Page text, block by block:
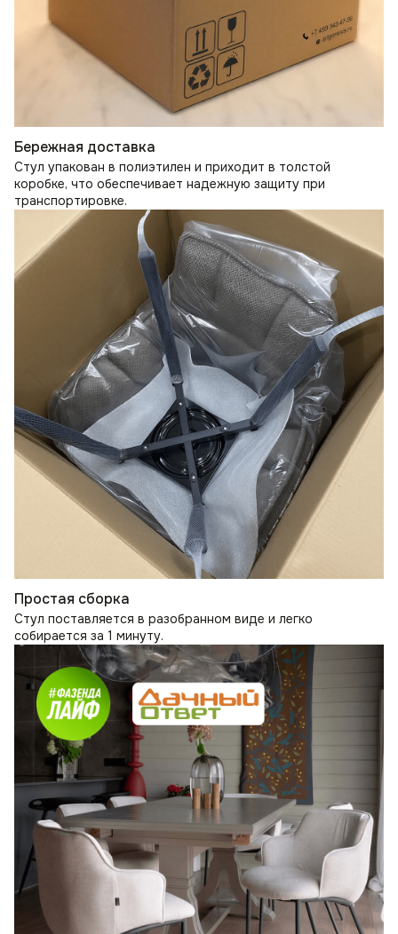
Бережная доставка
Стул упакован в полиэтилен и приходит в толстой
коробке, что обеспечивает надежную защиту при
транспортировке.
Простая сборка
Стул поставляется в разобранном виде и легко
собирается за 1 минуту.